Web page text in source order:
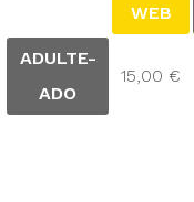
WEB
ADULTE-
ADO
15,00 €